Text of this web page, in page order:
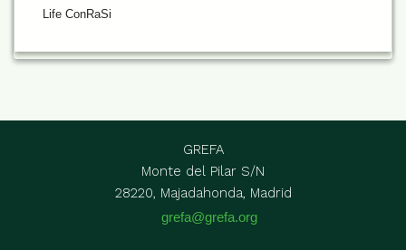
Life ConRaSi
GREFA
Monte del Pilar S/N
28220, Majadahonda, Madrid
grefa@grefa.org